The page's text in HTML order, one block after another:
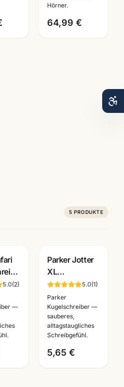
Hörner.
64,99 €
5 PRODUKTE
+
5.0(2)
—
Gravur
Parker Jotter
XL
Kugelschreiber
·
silber/gold/
·
Schreibgeräte
5.0(1)
Parker
Kugelschreiber —
sauberes,
alltagstaugliches
Schreibgefühl.
5,65 €